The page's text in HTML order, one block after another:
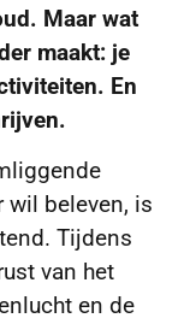
Maar wat
maakt: je
En
wil beleven, is
Tijdens
van het
en de